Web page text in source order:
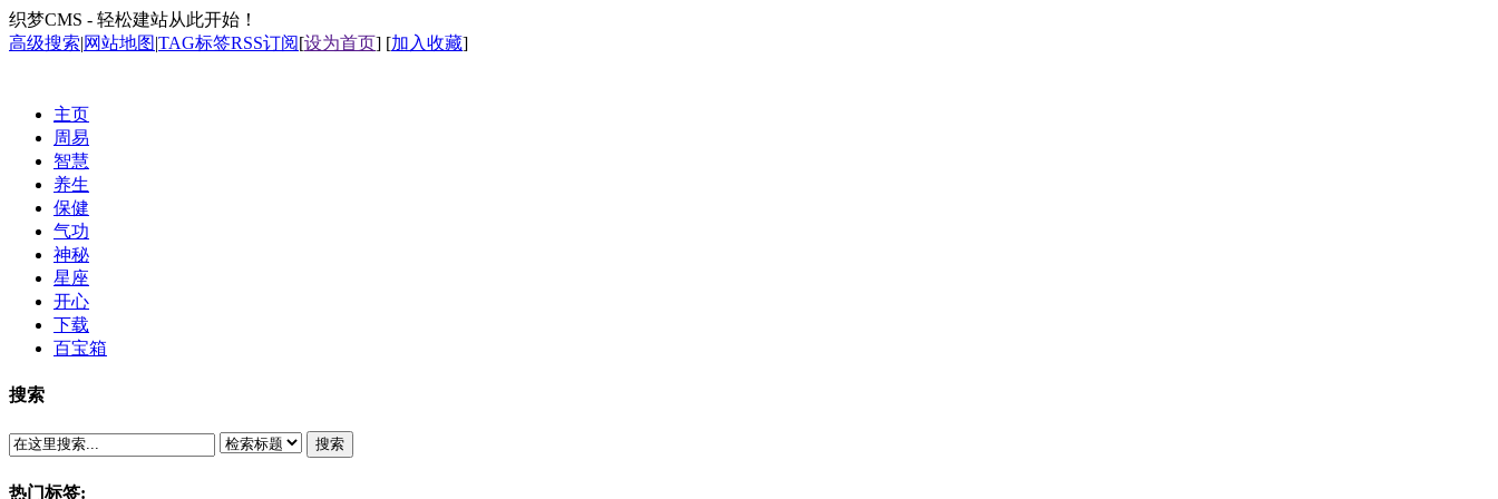
织梦CMS - 轻松建站从此开始！
高级搜索|网站地图|TAG标签RSS订阅[设为首页] [加入收藏]
主页
周易
智慧
养生
保健
气功
神秘
星座
开心
下载
百宝箱
搜索
搜索
热门标签: